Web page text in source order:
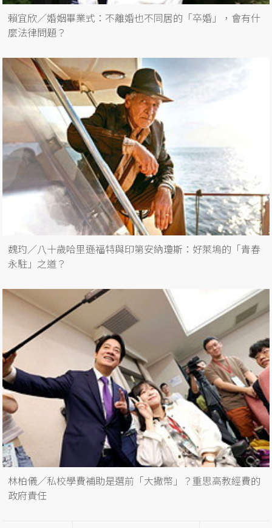
賴宜欣／婚姻畢業式：不離婚也不同居的「卒婚」，會有什
麼法律問題？
魏玓／八十歲哈里遜福特與印第安納瓊斯：好萊塢的「青春
永駐」之道？
林柏儀／私校學費補助是選前「大撒幣」？重思高教經費的
政府責任